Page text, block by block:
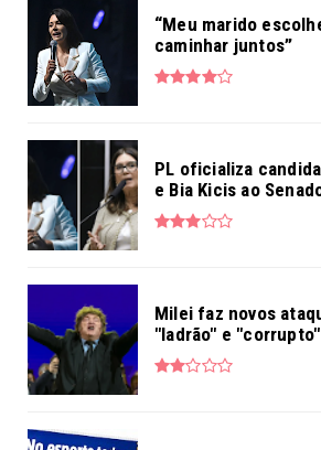
“Meu marido
caminhar juntos”
PL oficializa
e Bia Kicis ao
Milei faz novos
"ladrão" e "corrupto"